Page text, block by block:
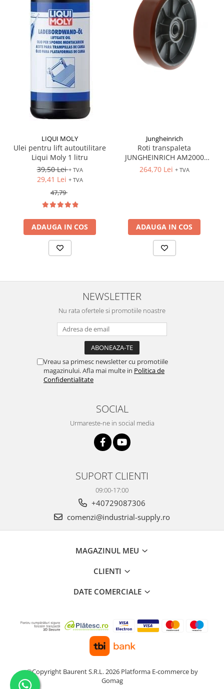
LIQUI MOLY
Ulei pentru lift autoutilitare
Liqui Moly 1 litru
39,50 Lei+ TVA
29,41 Lei + TVA
47,79
ADAUGA IN COS
Jungheinrich
Roti transpaleta
JUNGHEINRICH AM2000
170x50 mm
264,70 Lei + TVA
ADAUGA IN COS
NEWSLETTER
Nu rata ofertele si promotiile noastre
Vreau sa primesc newsletter cu promotiile
magazinului. Afla mai multe in Politica de
Confidentialitate
SOCIAL
Urmareste-ne in social media
SUPORT CLIENTI
09:00-17:00
+40729087306
comenzi@industrial-supply.ro
MAGAZINUL MEU
CLIENTI
DATE COMERCIALE
©Copyright Baurent S.R.L. 2026 Platforma E-commerce by
Gomag